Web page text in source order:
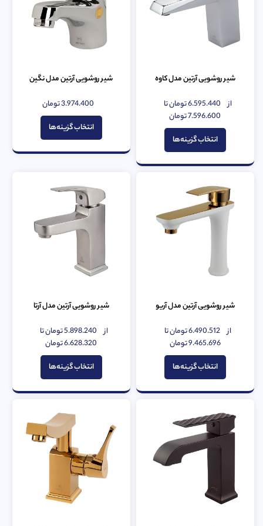
شیر روشویی آرتین مدل کاوه
امتیاز
0
از 6.595.440تومانتا
7.596.600تومان
انتخاب گزینه‌ها
شیر روشویی آرتین مدل نگین
امتیاز
0
از
5
3.974.400تومان
انتخاب گزینه‌ها
شیر روشویی آرتین مدل آریو
امتیاز
0
از 6.490.512تومانتا
9.465.696تومان
انتخاب گزینه‌ها
شیر روشویی آرتین مدل آرتا
امتیاز
0
از 5.898.240تومانتا
6.628.320تومان
انتخاب گزینه‌ها